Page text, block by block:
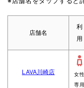
店舗名
利
用
LAVA川崎店
女性
専用